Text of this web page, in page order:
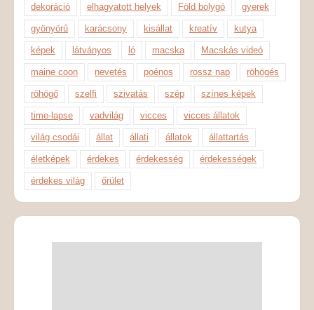
dekoráció elhagyatott helyek Föld bolygó gyerek
gyönyörű karácsony kisállat kreatív kutya
képek látványos ló macska Macskás videó
maine coon nevetés poénos rossz nap röhögés
röhögő szelfi szivatás szép színes képek
time-lapse vadvilág vicces vicces állatok
világ csodái állat állati állatok állattartás
életképek érdekes érdekesség érdekességek
érdekes világ őrület